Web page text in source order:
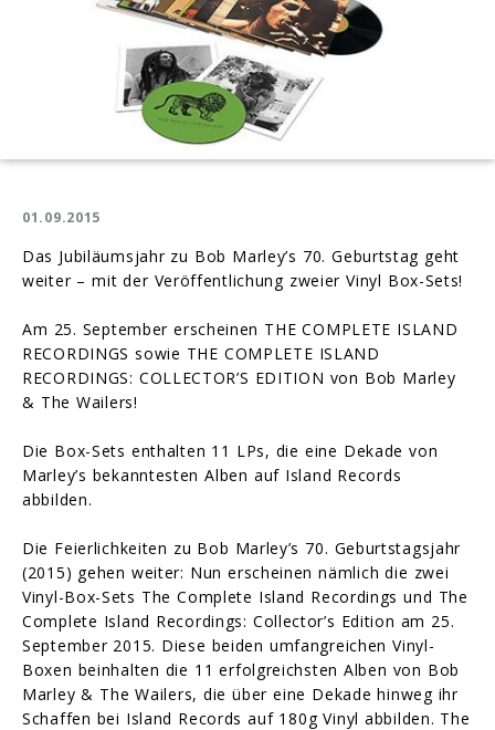
01.09.2015
Das Jubiläumsjahr zu Bob Marley’s 70. Geburtstag geht
weiter – mit der Veröffentlichung zweier Vinyl Box-Sets!
Am 25. September erscheinen THE COMPLETE ISLAND
RECORDINGS sowie THE COMPLETE ISLAND
RECORDINGS: COLLECTOR’S EDITION von Bob Marley
& The Wailers!
Die Box-Sets enthalten 11 LPs, die eine Dekade von
Marley’s bekanntesten Alben auf Island Records
abbilden.
Die Feierlichkeiten zu Bob Marley’s 70. Geburtstagsjahr
(2015) gehen weiter: Nun erscheinen nämlich die zwei
Vinyl-Box-Sets The Complete Island Recordings und The
Complete Island Recordings: Collector’s Edition am 25.
September 2015. Diese beiden umfangreichen Vinyl-
Boxen beinhalten die 11 erfolgreichsten Alben von Bob
Marley & The Wailers, die über eine Dekade hinweg ihr
Schaffen bei Island Records auf 180g Vinyl abbilden. The